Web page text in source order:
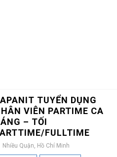
TUYỂN DỤNG
VIÊN PARTIME CA
– TỐI
FULLTIME
Nhiều Quận, Hồ Chí Minh